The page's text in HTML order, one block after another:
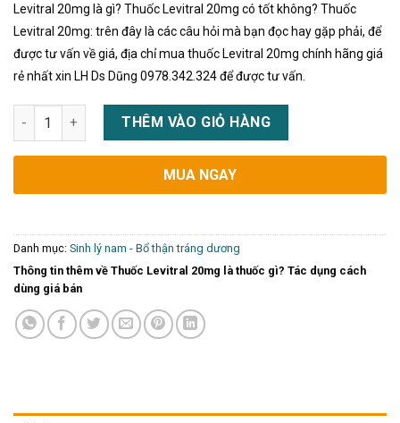
Levitral 20mg là gì? Thuốc Levitral 20mg có tốt không? Thuốc
Levitral 20mg: trên đây là các câu hỏi mà bạn đọc hay gặp phải, để
được tư vấn về giá, địa chỉ mua thuốc Levitral 20mg chính hãng giá
rẻ nhất xin LH Ds Dũng 0978.342.324 để được tư vấn.
Thuốc Levitral 20mg là thuốc gì? Tác dụng cách dùng giá bán
THÊM VÀO GIỎ HÀNG
MUA NGAY
Danh mục: Sinh lý nam - Bổ thận tráng dương
Thông tin thêm về Thuốc Levitral 20mg là thuốc gì? Tác dụng cách
dùng giá bán